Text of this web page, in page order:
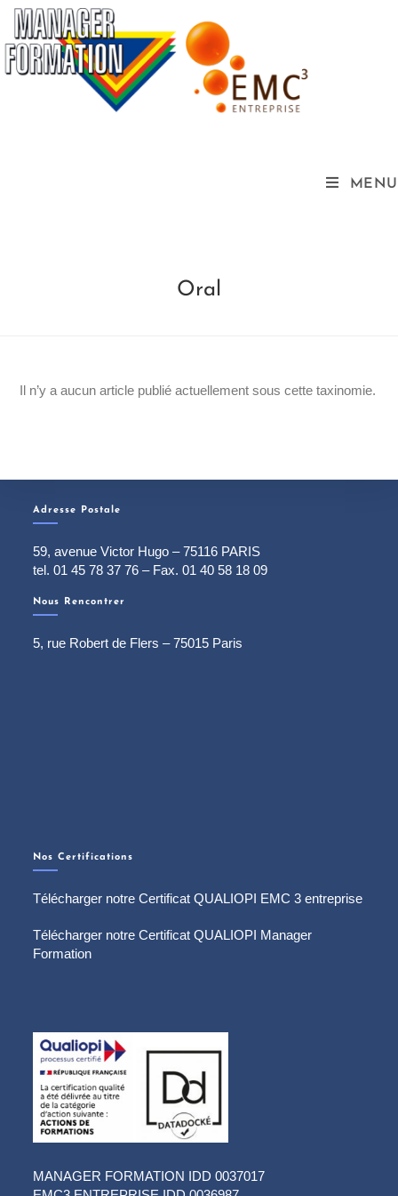
MENU
Oral
Il n’y a aucun article publié actuellement sous cette taxinomie.
Adresse Postale
59, avenue Victor Hugo – 75116 PARIS
tel. 01 45 78 37 76 – Fax. 01 40 58 18 09
Nous Rencontrer
5, rue Robert de Flers – 75015 Paris
Nos Certifications
Télécharger notre Certificat QUALIOPI EMC 3 entreprise
Télécharger notre Certificat QUALIOPI Manager
Formation
MANAGER FORMATION IDD 0037017